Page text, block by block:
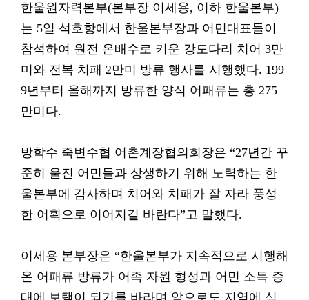
한울원자력본부(본부장 이세용, 이하 한울본부)
는 5일 석호항에서 한울본부장과 어민대표들이
참석하여 원전 온배수로 키운 강도다리 치어 3만
미와 전복 치패 2만미 방류 행사를 시행했다. 199
9년부터 올해까지 방류한 양식 어패류는 총 275
만미다.
방학수 죽변수협 어촌계장협의회장은 “27년간 꾸
준히 울진 어민들과 상생하기 위해 노력하는 한
울본부에 감사하며 치어와 치패가 잘 자라 풍성
한 어획으로 이어지길 바란다”고 말했다.
이세용 본부장은 “한울본부가 지속적으로 시행해
온 어패류 방류가 어족 자원 형성과 어민 소득 증
대에 보탬이 되기를 바라며 앞으로도 지역에 실